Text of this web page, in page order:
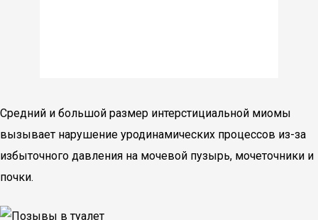
Средний и большой размер интерстициальной миомы
вызывает нарушение уродинамических процессов из-за
избыточного давления на мочевой пузырь, мочеточники и
почки.